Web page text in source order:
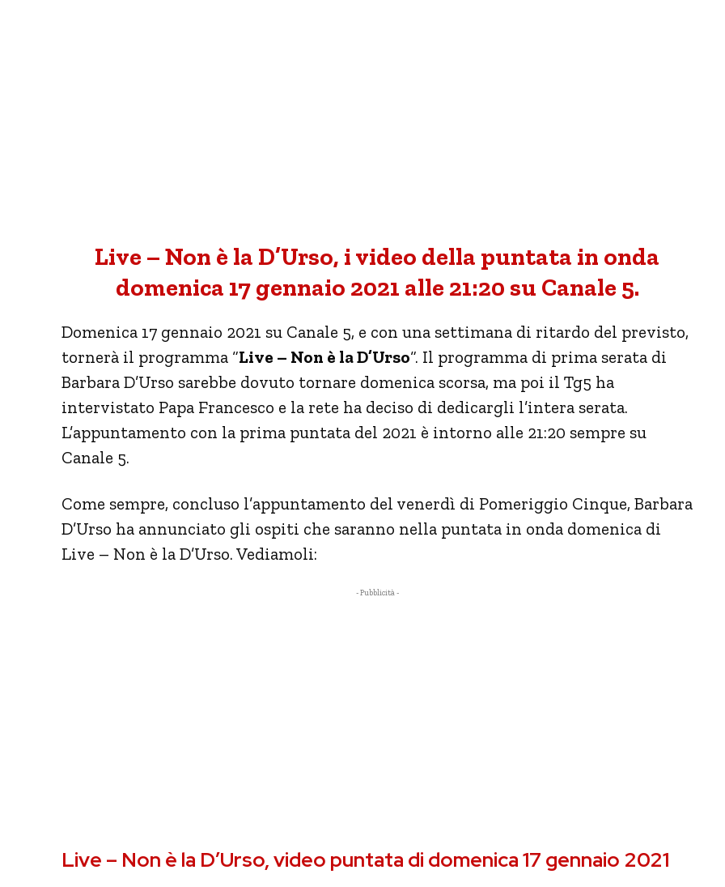
Live – Non è la D’Urso, i video della puntata in onda
domenica 17 gennaio 2021 alle 21:20 su Canale 5.
Domenica 17 gennaio 2021 su Canale 5, e con una settimana di ritardo del previsto,
tornerà il programma “Live – Non è la D’Urso“. Il programma di prima serata di
Barbara D’Urso sarebbe dovuto tornare domenica scorsa, ma poi il Tg5 ha
intervistato Papa Francesco e la rete ha deciso di dedicargli l’intera serata.
L’appuntamento con la prima puntata del 2021 è intorno alle 21:20 sempre su
Canale 5.
Come sempre, concluso l’appuntamento del venerdì di Pomeriggio Cinque, Barbara
D’Urso ha annunciato gli ospiti che saranno nella puntata in onda domenica di
Live – Non è la D’Urso. Vediamoli:
- Pubblicità -
Live – Non è la D’Urso, video puntata di domenica 17 gennaio 2021